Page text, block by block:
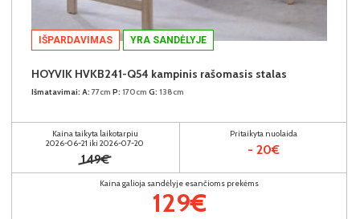
IŠPARDAVIMAS YRA SANDĖLYJE
HOYVIK HVKB241-Q54 kampinis rašomasis stalas
Išmatavimai: A: 77cm P: 170cm G: 138cm
Kaina taikyta laikotarpiu
2026-06-21 iki 2026-07-20
149€
Pritaikyta nuolaida
- 20€
Kaina galioja sandėlyje esančioms prekėms
129€